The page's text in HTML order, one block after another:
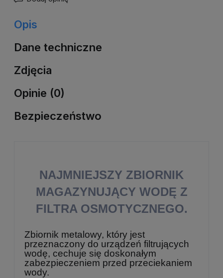
Opis
Dane techniczne
Zdjęcia
Opinie (0)
Bezpieczeństwo
NAJMNIEJSZY ZBIORNIK
MAGAZYNUJĄCY WODĘ Z
FILTRA OSMOTYCZNEGO.
Zbiornik metalowy, który jest
przeznaczony do urządzeń filtrujących
wodę, cechuje się doskonałym
zabezpieczeniem przed przeciekaniem
wody.